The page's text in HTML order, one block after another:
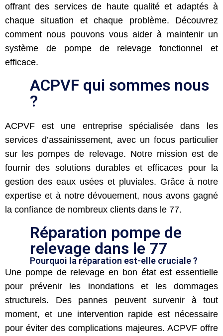
offrant des services de haute qualité et adaptés à
chaque situation et chaque problème. Découvrez
comment nous pouvons vous aider à maintenir un
système de pompe de relevage fonctionnel et
efficace.
ACPVF qui sommes nous
?
ACPVF est une entreprise spécialisée dans les
services d’assainissement, avec un focus particulier
sur les pompes de relevage. Notre mission est de
fournir des solutions durables et efficaces pour la
gestion des eaux usées et pluviales. Grâce à notre
expertise et à notre dévouement, nous avons gagné
la confiance de nombreux clients dans le 77.
Réparation pompe de
relevage dans le 77
Pourquoi la réparation est-elle cruciale ?
Une pompe de relevage en bon état est essentielle
pour prévenir les inondations et les dommages
structurels. Des pannes peuvent survenir à tout
moment, et une intervention rapide est nécessaire
pour éviter des complications majeures. ACPVF offre